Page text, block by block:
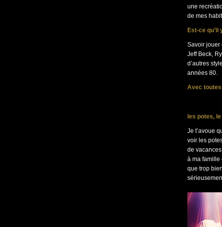
une
de mes
Est-ce
Savoir jouer
Jeff Beck,
d’autres
années 80.
Avec
les potes,
Je t’avoue
voir les
de
à ma famille
que trop